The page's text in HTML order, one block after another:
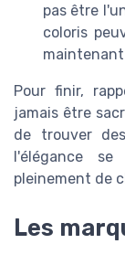
pas être
coloris
Pour finir,
jamais être
de trouver
l'élégance
pleinement de
Les